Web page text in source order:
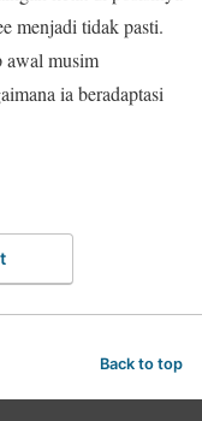
menjadi tidak pasti.
awal musim
ia beradaptasi
Back to top